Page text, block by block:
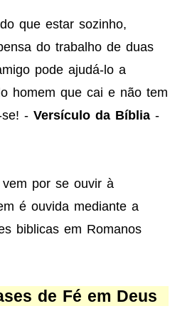
que estar sozinho,
do trabalho de duas
pode ajudá-lo a
homem que cai e não tem
- Versículo da Bíblia -
por se ouvir à
é ouvida mediante a
biblicas em Romanos
de Fé em Deus